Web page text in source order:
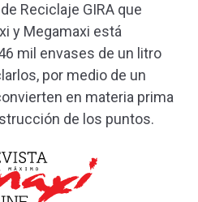
Reciclaje GIRA que
y Megamaxi está
mil envases de un litro
por medio de un
en materia prima
de los puntos.